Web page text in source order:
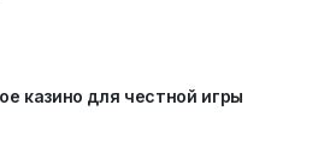
казино для честной игры